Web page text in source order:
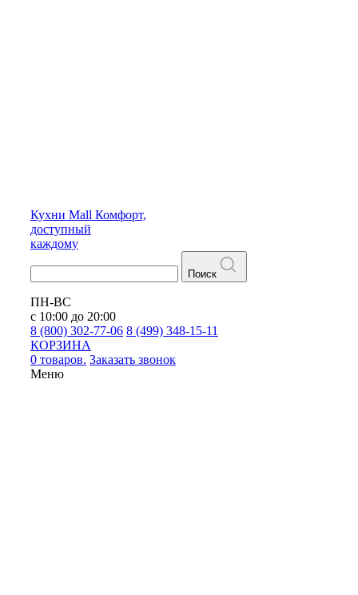
Кухни Mall Комфорт,
доступный
каждому
Поиск
ПН-ВС
с 10:00 до 20:00
8 (800) 302-77-06 8 (499) 348-15-11
КОРЗИНА
0 товаров. Заказать звонок
Меню